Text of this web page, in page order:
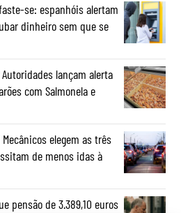
se: espanhóis alertam
dinheiro sem que se
lançam alerta
com Salmonela e
elegem as três
de menos idas à
pensão de 3.389,10 euros